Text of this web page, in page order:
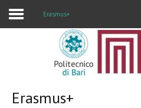
Erasmus+
Erasmus+